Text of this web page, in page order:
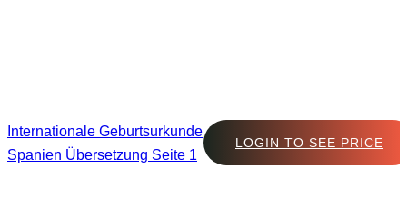
Internationale Geburtsurkunde
Spanien Übersetzung Seite 1
LOGIN TO SEE PRICE